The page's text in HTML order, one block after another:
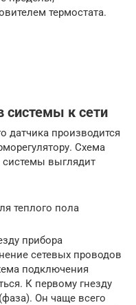
термостата.
системы к сети
датчика производится
Схема
системы выглядит
теплого пола
прибора
сетевых проводов
подключения
К первому гнезду
Он чаще всего